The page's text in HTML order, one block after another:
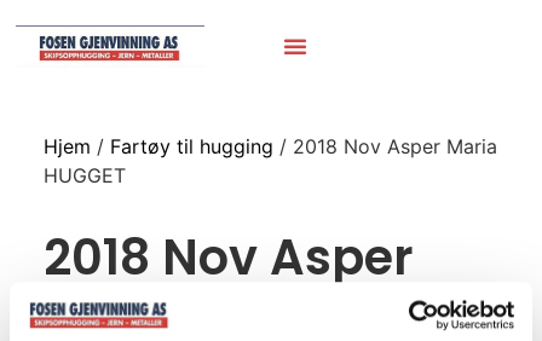
Hjem / Fartøy til hugging / 2018 Nov Asper Maria
HUGGET
2018 Nov Asper
Maria HUGGET